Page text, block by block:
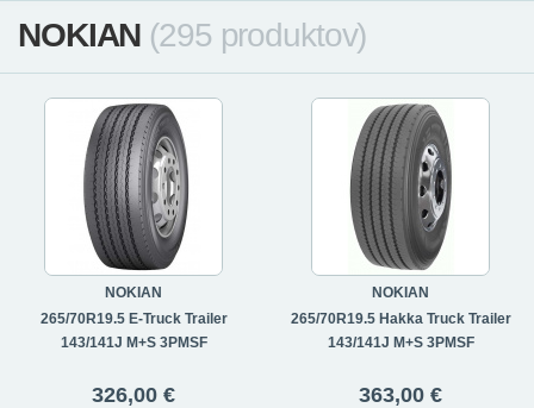
NOKIAN (295 produktov)
NOKIAN
265/70R19.5 E-Truck Trailer
143/141J M+S 3PMSF
326,00 €
NOKIAN
265/70R19.5 Hakka Truck Trailer
143/141J M+S 3PMSF
363,00 €